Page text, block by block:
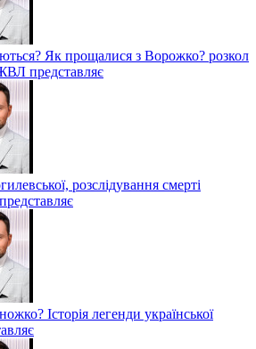
Як прощалися з Ворожко? розкол
представляє
розслідування смерті
Історія легенди української